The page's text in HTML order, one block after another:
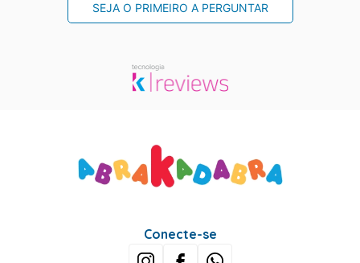
SEJA O PRIMEIRO A PERGUNTAR
Conecte-se